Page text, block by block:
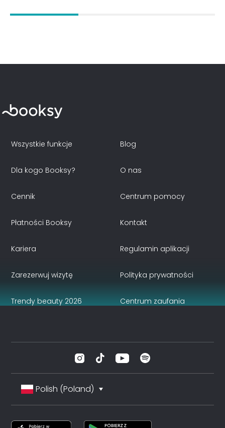
Wszystkie funkcje
Dla kogo Booksy?
Cennik
Płatności Booksy
Blog
O nas
Centrum pomocy
Kontakt
Kariera
Zarezerwuj wizytę
Trendy beauty 2026
Regulamin aplikacji
Polityka prywatności
Centrum zaufania
Polish (Poland)